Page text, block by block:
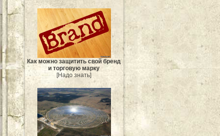
Как можно защитить свой бренд
и торговую марку
[Надо знать]